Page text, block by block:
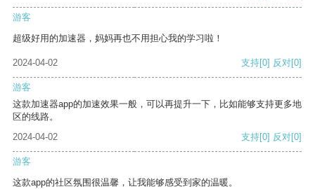
游客
超级好用的加速器，妈妈再也不用担心我的学习啦！
2024-04-02 支持[0] 反对[0]
游客
这款加速器app的加速效果一般，可以再提升一下，比如能够支持更多地
区的线路。
2024-04-02
支持[0] 反对[0]
游客
这款app的社区氛围很温馨，让我能够感受到家的温暖。